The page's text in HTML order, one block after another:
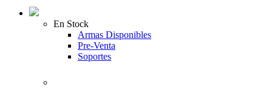
En Stock
Armas Disponibles
Pre-Venta
Soportes